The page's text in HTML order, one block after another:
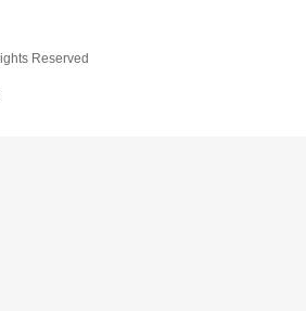
Reserved